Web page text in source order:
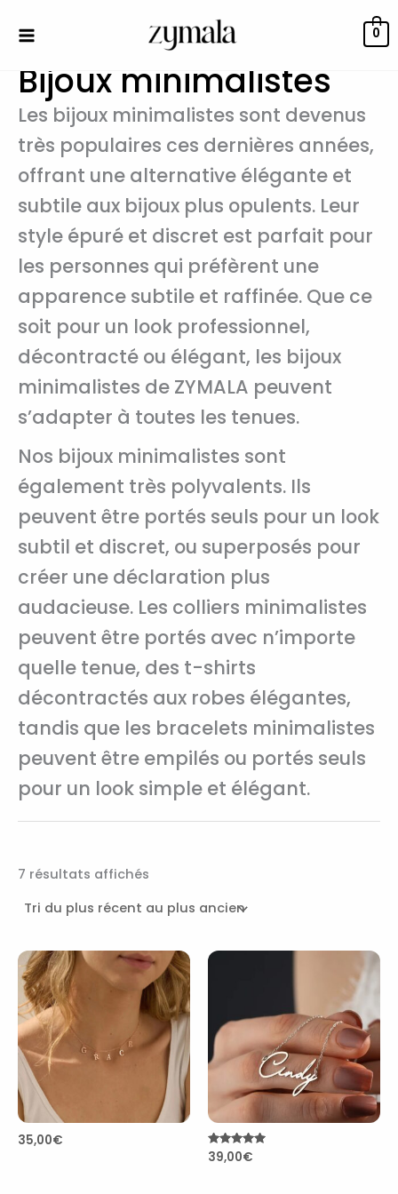
0
Bijoux minimalistes
Les bijoux minimalistes sont devenus
très populaires ces dernières années,
offrant une alternative élégante et
subtile aux bijoux plus opulents. Leur
style épuré et discret est parfait pour
les personnes qui préfèrent une
apparence subtile et raffinée. Que ce
soit pour un look professionnel,
décontracté ou élégant, les bijoux
minimalistes de ZYMALA peuvent
s’adapter à toutes les tenues.
Nos bijoux minimalistes sont
également très polyvalents. Ils
peuvent être portés seuls pour un look
subtil et discret, ou superposés pour
créer une déclaration plus
audacieuse. Les colliers minimalistes
peuvent être portés avec n’importe
quelle tenue, des t-shirts
décontractés aux robes élégantes,
tandis que les bracelets minimalistes
peuvent être empilés ou portés seuls
pour un look simple et élégant.
7 résultats affichés
plus
récent
au
ancien
35,00€
Note
5.00
39,00€